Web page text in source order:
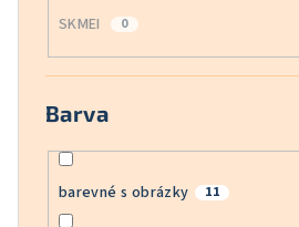
SKMEI 0
Barva
barevné s obrázky 11